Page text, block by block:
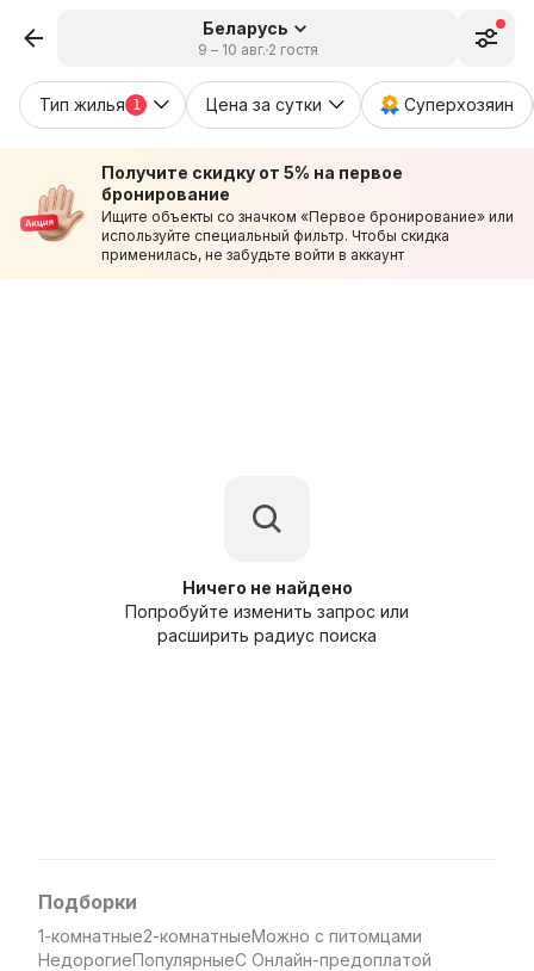
Беларусь
9 – 10 авг.2 гостя
Тип жилья 1 Цена за сутки Суперхозяин
Получите скидку от 5% на первое
бронирование
Ищите объекты со значком «Первое бронирование» или
используйте специальный фильтр. Чтобы скидка
применилась, не забудьте войти в аккаунт
Ничего не найдено
Попробуйте изменить запрос или
расширить радиус поиска
Подборки
1-комнатные2-комнатныеМожно с питомцами
НедорогиеПопулярныеС Онлайн-предоплатой